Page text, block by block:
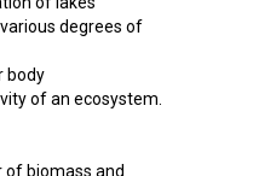
degrees of
body
of an ecosystem.
of biomass and